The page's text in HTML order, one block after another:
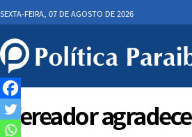
SEXTA-FEIRA, 07 DE AGOSTO DE 2026
Vereador